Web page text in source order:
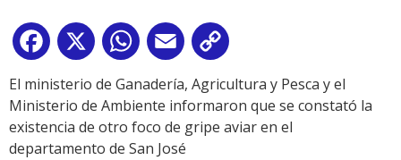
Facebook
X WhatsApp
Email
Link
El ministerio de Ganadería, Agricultura y Pesca y el
Ministerio de Ambiente informaron que se constató la
existencia de otro foco de gripe aviar en el
departamento de San José